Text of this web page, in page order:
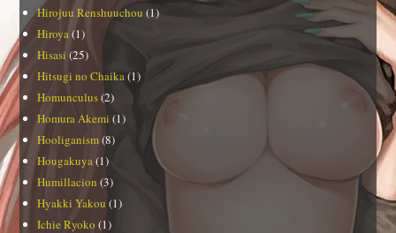
Hirojuu Renshuuchou (1)
Hiroya(1)
Hisasi (25)
Hitsugi no Chaika(1)
Homunculus(2)
Homura Akemi (1)
Hooliganism(8)
Hougakuya(1)
Humillacion (3)
Hyakki Yakou (1)
Ichie Ryoko (1)